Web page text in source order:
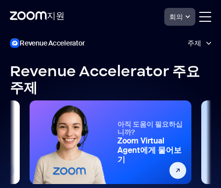
Skip
content
지원 회의
Zoom
Revenue
주제
Revenue Accelerator
사용자 관리
Revenue Accelerator 주요
주제
아직 도움이 필요하십
니까?
Zoom Virtual
Agent에게 물어보
기